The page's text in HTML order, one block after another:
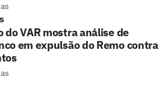
do VAR mostra análise de
em expulsão do Remo contra